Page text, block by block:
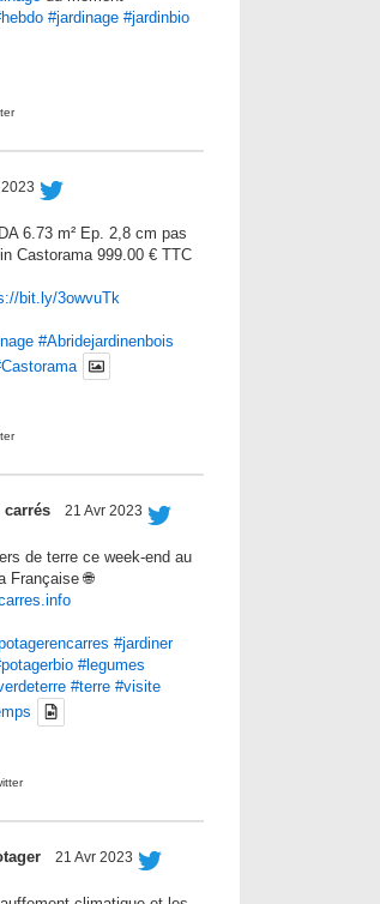
#jardinage #jardinbio
6.73 m² Ep. 2,8 cm pas
Castorama 999.00 € TTC
bit.ly/3owvuTk
#Abridejardinenbois
carrés 21 Avr 2023
de terre ce week-end au
Française 🌐
#jardiner
#legumes
#terre #visite
21 Avr 2023